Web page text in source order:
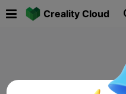
Creality Cloud